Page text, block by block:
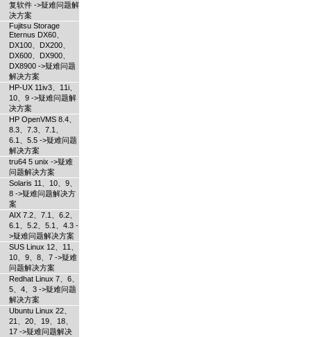
复软件 ->疑难问题解
决方案
Fujitsu Storage
Eternus DX60、
DX100、DX200、
DX600、DX900、
DX8900 ->疑难问题
解决方案
HP-UX 11iv3、11i、
10、9 ->疑难问题解
决方案
HP OpenVMS 8.4、
8.3、7.3、7.1、
6.1、5.5 ->疑难问题
解决方案
tru64 5 unix ->疑难
问题解决方案
Solaris 11、10、9、
8 ->疑难问题解决方
案
AIX 7.2、7.1、6.2、
6.1、5.2、5.1、4.3 -
>疑难问题解决方案
SUS Linux 12、11、
10、9、8、7 ->疑难
问题解决方案
Redhat Linux 7、6、
5、4、3 ->疑难问题
解决方案
Ubuntu Linux 22、
21、20、19、18、
17 ->疑难问题解决